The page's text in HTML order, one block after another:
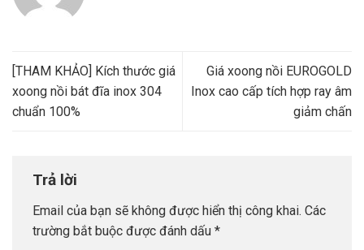
[THAM KHẢO] Kích thước giá
xoong nồi bát đĩa inox 304
chuẩn 100%
Giá xoong nồi EUROGOLD
Inox cao cấp tích hợp ray âm
giảm chấn
Trả lời
Email của bạn sẽ không được hiển thị công khai. Các
trường bắt buộc được đánh dấu *